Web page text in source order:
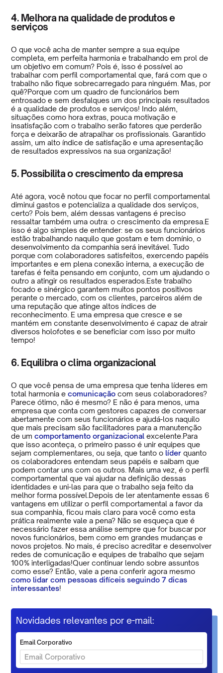
4. Melhora na qualidade de produtos e
serviços
O que você acha de manter sempre a sua equipe
completa, em perfeita harmonia e trabalhando em prol de
um objetivo em comum? Pois é, isso é possível ao
trabalhar com perfil comportamental que, fará com que o
trabalho não fique sobrecarregado para ninguém. Mas, por
quê?Porque com um quadro de funcionários bem
entrosado e sem desfalques um dos principais resultados
é a qualidade de produtos e serviços! Indo além,
situações como hora extras, pouca motivação e
insatisfação com o trabalho serão fatores que perderão
força e deixarão de atrapalhar os profissionais. Garantido
assim, um alto índice de satisfação e uma apresentação
de resultados expressivos na sua organização!
5. Possibilita o crescimento da empresa
Até agora, você notou que focar no perfil comportamental
diminui gastos e potencializa a qualidade dos serviços,
certo? Pois bem, além dessas vantagens é preciso
ressaltar também uma outra: o crescimento da empresa.E
isso é algo simples de entender: se os seus funcionários
estão trabalhando naquilo que gostam e tem domínio, o
desenvolvimento da companhia será inevitável. Tudo
porque com colaboradores satisfeitos, exercendo papéis
importantes e em plena conexão interna, a execução de
tarefas é feita pensando em conjunto, com um ajudando o
outro a atingir os resultados esperados.Este trabalho
focado e sinérgico garantem muitos pontos positivos
perante o mercado, com os clientes, parceiros além de
uma reputação que atinge altos índices de
reconhecimento. E uma empresa que cresce e se
mantém em constante desenvolvimento é capaz de atrair
diversos holofotes e se beneficiar com isso por muito
tempo!
6. Equilibra o clima organizacional
O que você pensa de uma empresa que tenha líderes em
total harmonia ecomunicação com seus colaboradores?
Parece ótimo, não é mesmo? E não é para menos, uma
empresa que conta com gestores capazes de conversar
abertamente com seus funcionários e ajudá-los naquilo
que mais precisam são facilitadores para a manutenção
de umcomportamento organizacional excelente.Para
que isso aconteça, o primeiro passo é unir equipes que
sejam complementares, ou seja, que tanto olíder quanto
os colaboradores entendam seus papéis e saibam que
podem contar uns com os outros. Mais uma vez, é o perfil
comportamental que vai ajudar na definição dessas
identidades e uni-las para que o trabalho seja feito da
melhor forma possível.Depois de ler atentamente essas 6
vantagens em utilizar o perfil comportamental a favor da
sua companhia, ficou mais claro para você como esta
prática realmente vale a pena? Não se esqueça que é
necessário fazer essa análise sempre que for buscar por
novos funcionários, bem como em grandes mudanças e
novos projetos. No mais, é preciso acreditar e desenvolver
redes de comunicação e equipes de trabalho que sejam
100% interligadas!Quer continuar lendo sobre assuntos
como esse? Então, vale a pena conferir agora mesmo
como lidar com pessoas difíceis seguindo 7 dicas
interessantes!
Novidades relevantes por e-mail:
Email Corporativo